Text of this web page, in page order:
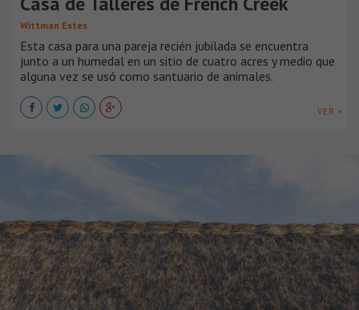
Wittman Estes
Esta casa para una pareja recién jubilada se encuentra
junto a un humedal en un sitio de cuatro acres y medio que
alguna vez se usó como santuario de animales.
VER +